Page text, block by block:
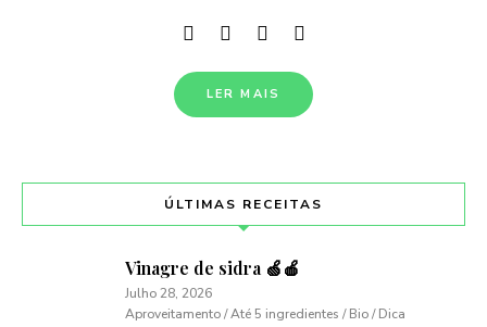
LER MAIS
ÚLTIMAS RECEITAS
Vinagre de sidra 🍏🍎
Julho 28, 2026
Aproveitamento / Até 5 ingredientes / Bio / Dica